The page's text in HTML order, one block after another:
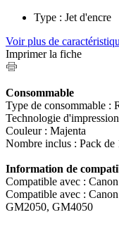
Type : Jet d'encre
Voir plus de
Imprimer la fiche
Consommable
Type de consommable :
Technologie
Couleur : Majenta
Nombre inclus : Pack de
Information de
Compatible avec :
Compatible avec :
GM2050, GM4050